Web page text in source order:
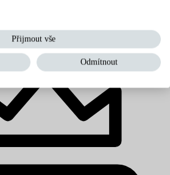
Přijmout vše
Odmítnout